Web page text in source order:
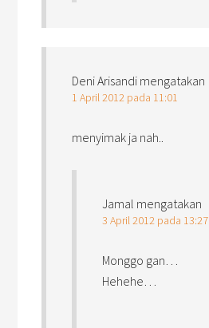
Deni Arisandi mengatakan
1 April 2012 pada 11:01
menyimak ja nah..
Jamal mengatakan
3 April 2012 pada 13:27
Monggo gan…
Hehehe…